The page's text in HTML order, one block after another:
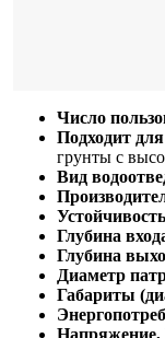
Число
Подходит
грунты с
Вид
Глубина
Глубина
Диаметр
Габариты
Напряжение,